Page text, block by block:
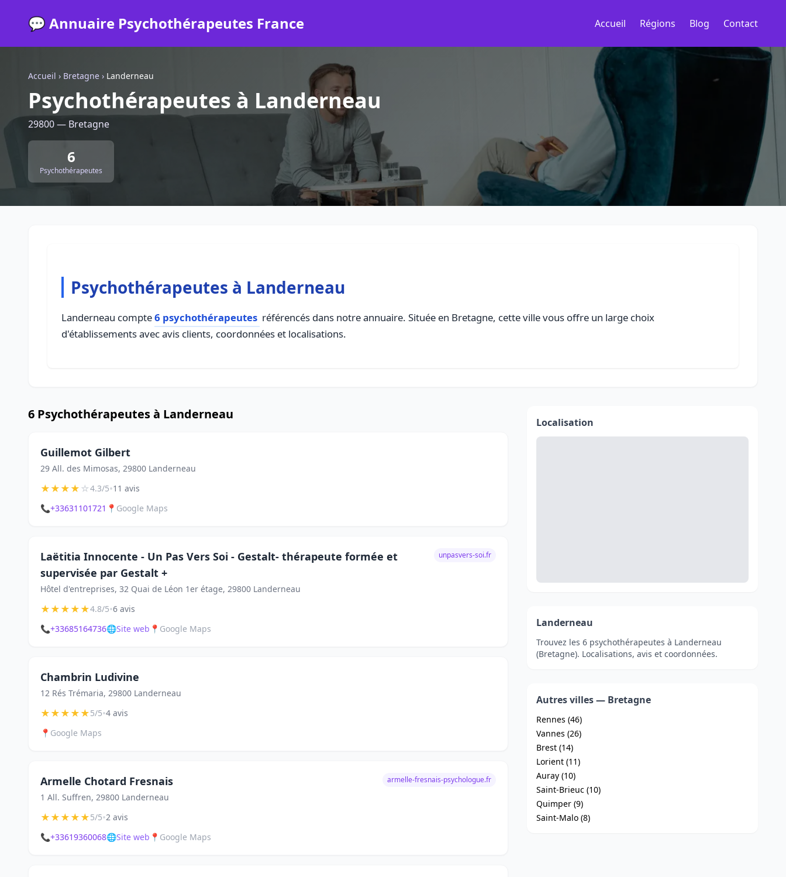
💬 Annuaire Psychothérapeutes France Accueil Régions Blog Contact
Accueil › Bretagne › Landerneau
Psychothérapeutes à Landerneau
29800 — Bretagne
6
Psychothérapeutes
Psychothérapeutes à Landerneau
Landerneau compte6 psychothérapeutes référencés dans notre annuaire. Située en Bretagne, cette ville vous offre un large choix
d'établissements avec avis clients, coordonnées et localisations.
6 Psychothérapeutes à Landerneau
Guillemot Gilbert
29 All. des Mimosas, 29800 Landerneau
★★★★☆4.3/5•11 avis
📞+33631101721 📍 Google Maps
Laëtitia Innocente - Un Pas Vers Soi - Gestalt- thérapeute formée et
supervisée par Gestalt +
Hôtel d'entreprises, 32 Quai de Léon 1er étage, 29800 Landerneau
unpasvers-soi.fr
★★★★★4.8/5•6 avis
📞+33685164736🌐Site web 📍 Google Maps
Chambrin Ludivine
12 Rés Trémaria, 29800 Landerneau
★★★★★5/5•4 avis
📍 Google Maps
Armelle Chotard Fresnais
1 All. Suffren, 29800 Landerneau
armelle-fresnais-psychologue.fr
★★★★★5/5•2 avis
📞+33619360068🌐Site web 📍 Google Maps
Localisation
Landerneau
Trouvez les 6 psychothérapeutes à Landerneau
(Bretagne). Localisations, avis et coordonnées.
Autres villes — Bretagne
Rennes (46)
Vannes (26)
Brest (14)
Lorient (11)
Auray (10)
Saint-Brieuc (10)
Quimper (9)
Saint-Malo (8)